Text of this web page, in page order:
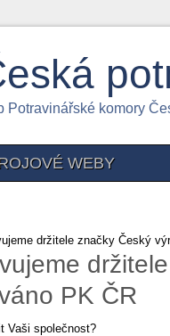
Potravinářské komory
WEBY
držitele značky Český
PK ČR
Vaši společnost?